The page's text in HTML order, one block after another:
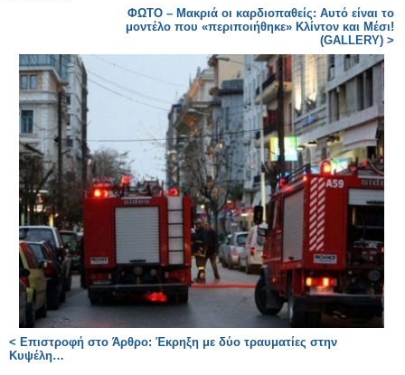
ΦΩΤΟ – Μακριά οι καρδιοπαθείς: Αυτό είναι το
μοντέλο που «περιποιήθηκε» Κλίντον και Μέσι!
(GALLERY) >
< Επιστροφή στο Άρθρο: Έκρηξη με δύο τραυματίες στην
Κυψέλη…